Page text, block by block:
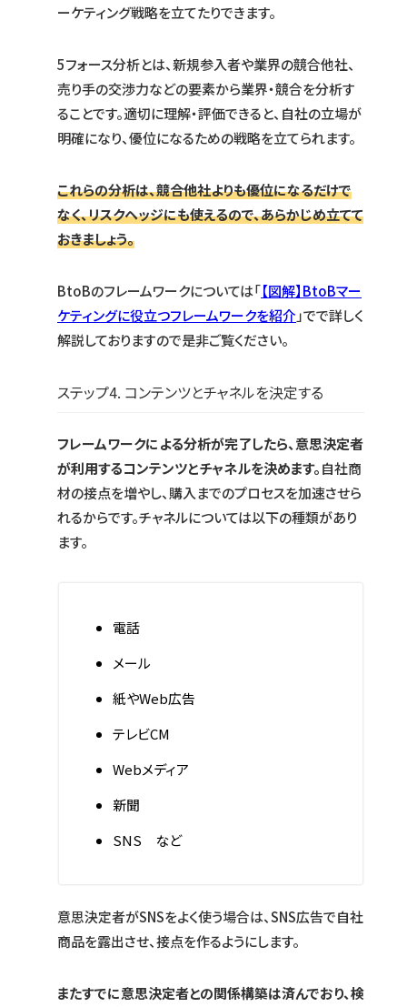
ーケティング戦略を立てたりできます。
5フォース分析とは、新規参入者や業界の競合他社、
売り手の交渉力などの要素から業界・競合を分析す
ることです。適切に理解・評価できると、自社の立場が
明確になり、優位になるための戦略を立てられます。
これらの分析は、競合他社よりも優位になるだけで
なく、リスクヘッジにも使えるので、あらかじめ立てて
おきましょう。
BtoBのフレームワークについては「【図解】BtoBマー
ケティングに役立つフレームワークを紹介」でで詳しく
解説しておりますので是非ご覧ください。
ステップ4. コンテンツとチャネルを決定する
フレームワークによる分析が完了したら、意思決定者
が利用するコンテンツとチャネルを決めます。自社商
材の接点を増やし、購入までのプロセスを加速させら
れるからです。チャネルについては以下の種類があり
ます。
電話
メール
紙やWeb広告
テレビCM
Webメディア
新聞
SNS など
意思決定者がSNSをよく使う場合は、SNS広告で自社
商品を露出させ、接点を作るようにします。
またすでに意思決定者との関係構築は済んでおり、検